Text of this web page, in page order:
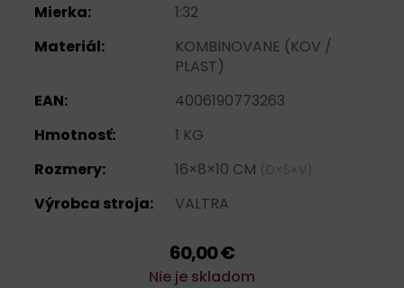
Mierka:
1:32
Materiál:
KOMBINOVANE (KOV /
PLAST)
EAN:
4006190773263
Hmotnosť:
1 KG
Rozmery:
16×8×10 CM (D×Š×V)
Výrobca stroja: VALTRA
60,00 €
Nie je skladom